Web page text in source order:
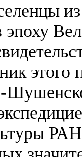
эпоху
этого